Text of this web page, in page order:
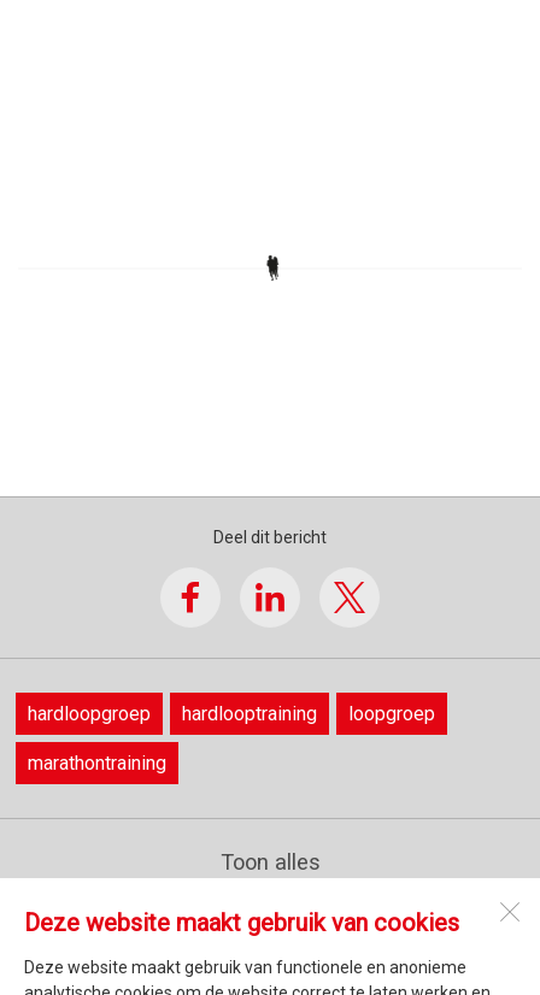
Deze website maakt gebruik van cookies
Deze website maakt gebruik van functionele en anonieme
Deel dit bericht
hardloopgroep hardlooptraining loopgroep
marathontraining
Toon alles
Secundusweg 27
3453 JL
De Meern